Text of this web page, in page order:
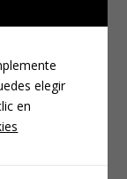
elegir
en